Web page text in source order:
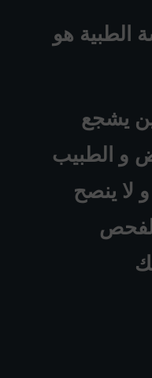
الطبية هو
يشجع
و الطبيب
لا ينصح